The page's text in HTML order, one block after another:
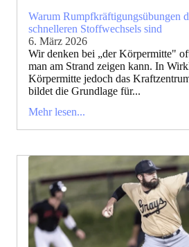
Warum Rumpfkräftigungsübungen
schnelleren Stoffwechsels sind
6. März 2026
Wir denken bei „der Körpermitte"
man am Strand zeigen kann. In
Körpermitte jedoch das
bildet die Grundlage für...
Mehr lesen...